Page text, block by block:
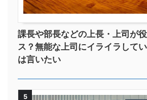
課長や部長などの上長・上司が
ス？無能な上司にイライラして
は言いたい
5